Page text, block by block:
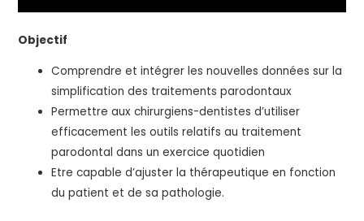
Objectif
Comprendre et intégrer les nouvelles données sur la
simplification des traitements parodontaux
Permettre aux chirurgiens-dentistes d’utiliser
efficacement les outils relatifs au traitement
parodontal dans un exercice quotidien
Etre capable d’ajuster la thérapeutique en fonction
du patient et de sa pathologie.